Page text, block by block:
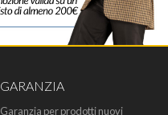
GARANZIA
Garanzia per prodotti nuovi